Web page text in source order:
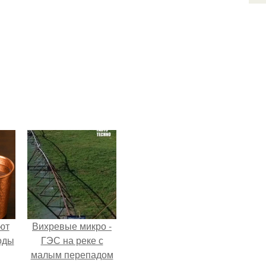
Вихревые микро -
ГЭС на реке с
малым перепадом